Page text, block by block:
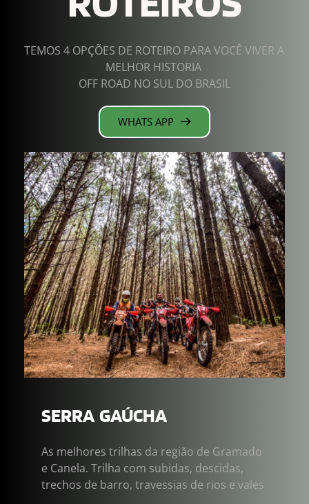
TEMOS 4 OPÇÕES DE ROTEIRO PARA VOCÊ VIVER A
MELHOR HISTORIA
OFF ROAD NO SUL DO BRASIL
WHATS APP
SERRA  GAÚCHA
As melhores trilhas da região de Gramado
e Canela. Trilha com subidas, descidas,
trechos de barro, travessias de rios e vales